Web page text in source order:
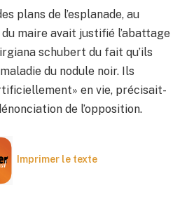
plans de l’esplanade, au
maire avait justifié l’abattage
schubert du fait qu’ils
du nodule noir. Ils
en vie, précisait-
de l’opposition.
Imprimer le texte